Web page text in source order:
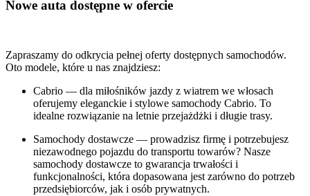
Nowe auta dostępne w ofercie
Zapraszamy do odkrycia pełnej oferty dostępnych samochodów.
Oto modele, które u nas znajdziesz:
Cabrio — dla miłośników jazdy z wiatrem we włosach
oferujemy eleganckie i stylowe samochody Cabrio. To
idealne rozwiązanie na letnie przejażdżki i długie trasy.
Samochody dostawcze — prowadzisz firmę i potrzebujesz
niezawodnego pojazdu do transportu towarów? Nasze
samochody dostawcze to gwarancja trwałości i
funkcjonalności, która dopasowana jest zarówno do potrzeb
przedsiębiorców, jak i osób prywatnych.